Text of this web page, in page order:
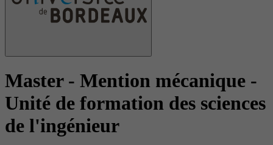
Master - Mention mécanique -
Unité de formation des sciences
de l'ingénieur